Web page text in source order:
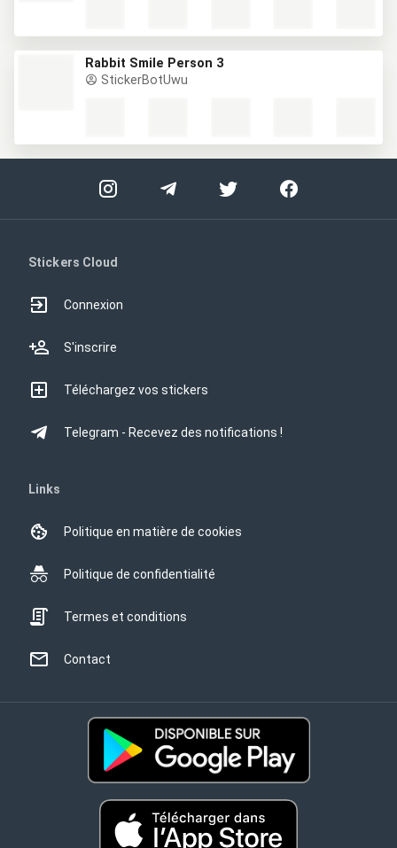
Rabbit Smile Person 3
StickerBotUwu
Stickers Cloud
Connexion
S'inscrire
Téléchargez vos stickers
Telegram - Recevez des notifications !
Links
Politique en matière de cookies
Politique de confidentialité
Termes et conditions
Contact